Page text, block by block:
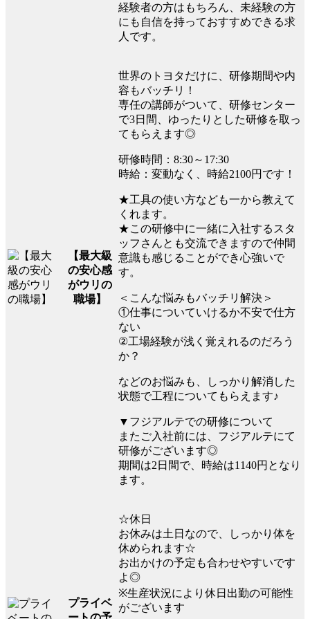
経験者の方はもちろん、未経験の方
にも自信を持っておすすめできる求
人です。
【最大級
の安心感
がウリの
職場】
世界のトヨタだけに、研修期間や内
容もバッチリ！
専任の講師がついて、研修センター
で3日間、ゆったりとした研修を取っ
てもらえます◎
研修時間：8:30～17:30
時給：変動なく、時給2100円です！
★工具の使い方なども一から教えて
くれます。
★この研修中に一緒に入社するスタ
ッフさんとも交流できますので仲間
意識も感じることができ心強いで
す。
＜こんな悩みもバッチリ解決＞
①仕事についていけるか不安で仕方
ない
②工場経験が浅く覚えれるのだろう
か？
などのお悩みも、しっかり解消した
状態で工程についてもらえます♪
▼フジアルテでの研修について
またご入社前には、フジアルテにて
研修がございます◎
期間は2日間で、時給は1140円となり
ます。
プライベ
☆休日
お休みは土日なので、しっかり体を
休められます☆
お出かけの予定も合わせやすいです
よ◎
※生産状況により休日出勤の可能性
がございます